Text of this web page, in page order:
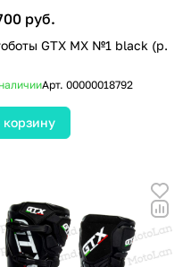
руб.
GTX MX №1 black (р.
Арт. 00000018792
корзину